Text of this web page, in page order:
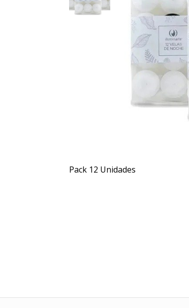
Pack 12 Unidades